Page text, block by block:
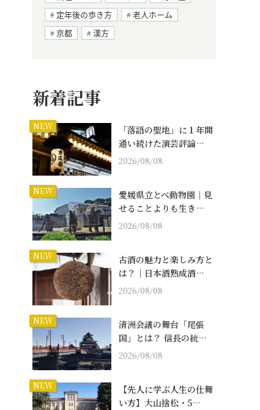
定年後の歩き方
老人ホーム
京都
漢方
新着記事
NEW
「落語の聖地」に１年間
通い続けた演芸評論…
2026/08/08
NEW
愛媛県立とべ動物園｜見
せることよりも生き…
2026/08/08
NEW
古酒の魅力と楽しみ方と
は？｜日本酒熟成酒…
2026/08/08
NEW
清洲会議の舞台「尾張
国」とは？ 信長の統…
2026/08/08
NEW
【先人に学ぶ人生の仕舞
い方】大山捨松・5…